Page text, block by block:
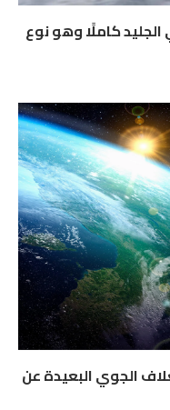
كاملًا وهو نوع
الجوي البعيدة عن